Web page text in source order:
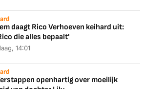
daagt Rico Verhoeven keihard uit:
die alles bepaalt'
14:01
openhartig over moeilijk